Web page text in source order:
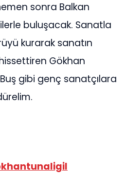
sonra Balkan
buluşacak. Sanatla
kurarak sanatın
Gökhan
gibi genç sanatçılara